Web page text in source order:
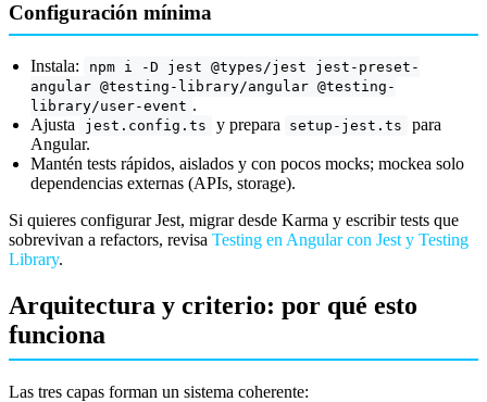
Configuración mínima
Instala:
npm i -D jest @types/jest jest-preset-
angular @testing-library/angular @testing-
library/user-event .
Ajusta
jest.config.ts y prepara setup-jest.ts
para
Angular.
Mantén tests rápidos, aislados y con pocos mocks; mockea solo
dependencias externas (APIs, storage).
Si quieres configurar Jest, migrar desde Karma y escribir tests que
sobrevivan a refactors, revisa Testing en Angular con Jest y Testing
Library.
Arquitectura y criterio: por qué esto
funciona
Las tres capas forman un sistema coherente: